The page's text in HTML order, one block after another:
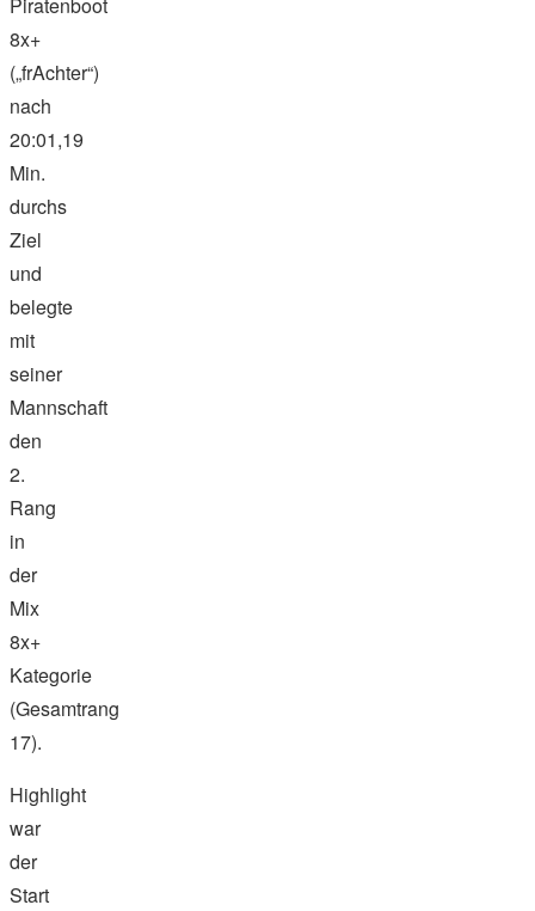
Piratenboot
8x+
(„frAchter“)
nach
20:01,19
Min.
durchs
Ziel
und
belegte
mit
seiner
Mannschaft
den
2.
Rang
in
der
Mix
8x+
Kategorie
(Gesamtrang
17).
Highlight
war
der
Start